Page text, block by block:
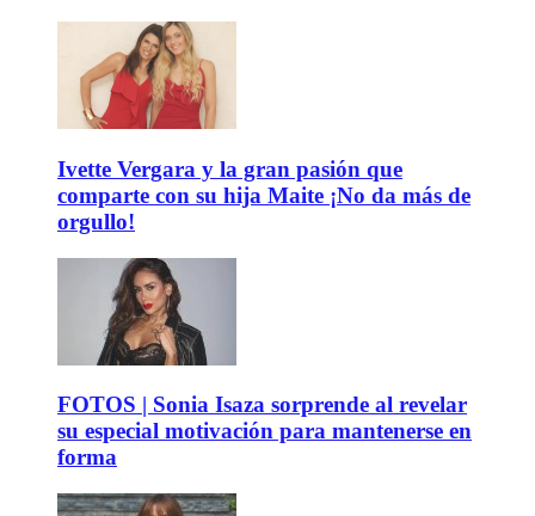
Ivette Vergara y la gran pasión que
comparte con su hija Maite ¡No da más de
orgullo!
FOTOS | Sonia Isaza sorprende al revelar
su especial motivación para mantenerse en
forma